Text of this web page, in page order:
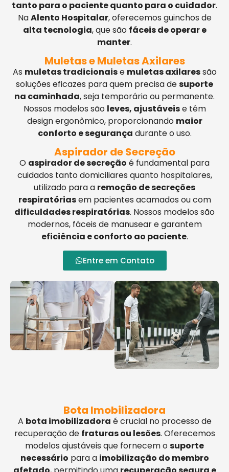
tanto para o paciente quanto para o cuidador.
NaAlento Hospitalar, oferecemos guinchos de
alta tecnologia, que são fáceis de operar e
manter.
Muletas e Muletas Axilares
As muletas tradicionaise muletas axilaressão
soluções eficazes para quem precisa desuporte
na caminhada, seja temporário ou permanente.
Nossos modelos são leves, ajustáveise têm
design ergonômico, proporcionando maior
conforto e segurança durante o uso.
Aspirador de Secreção
O aspirador de secreção é fundamental para
cuidados tanto domiciliares quanto hospitalares,
utilizado para a remoção de secreções
respiratóriasem pacientes acamados ou com
dificuldades respiratórias. Nossos modelos são
modernos, fáceis de manusear e garantem
eficiência e conforto ao paciente.
Entre em Contato
Bota Imobilizadora
A bota imobilizadora é crucial no processo de
recuperação de fraturas ou lesões. Oferecemos
modelos ajustáveis que fornecem osuporte
necessário para a imobilização do membro